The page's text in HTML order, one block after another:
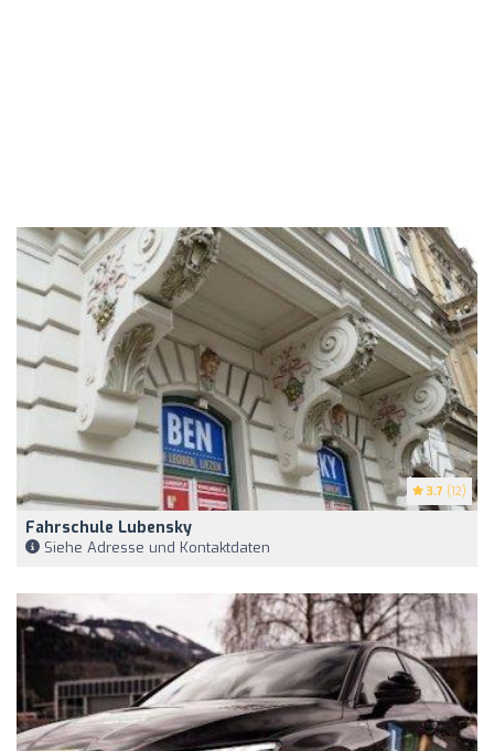
3.7 (12)
Fahrschule Lubensky
Siehe Adresse und Kontaktdaten